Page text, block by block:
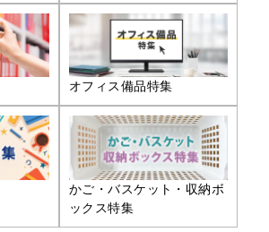
オフィス備品特集
かご・バスケット・収納ボ
ックス特集